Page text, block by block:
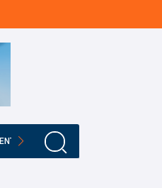
ENTRETENIMIENTO